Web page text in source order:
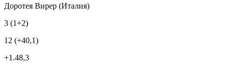
Доротея Вирер (Италия)
3 (1+2)
12 (+40,1)
+1.48,3